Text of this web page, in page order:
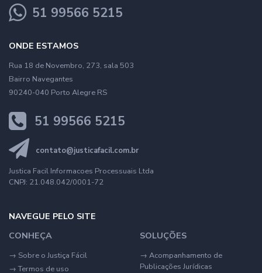
51 99566 5215
ONDE ESTAMOS
Rua 18 de Novembro, 273, sala 503
Bairro Navegantes
90240-040 Porto Alegre RS
51 99566 5215
contato@justicafacil.com.br
Justica Facil Informacoes Processuais Ltda
CNPJ: 21.048.042/0001-72
NAVEGUE PELO SITE
CONHEÇA
→ Sobre o Justiça Fácil
→Termos de uso
SOLUÇÕES
→ Acompanhamento de
Publicações Jurídicas